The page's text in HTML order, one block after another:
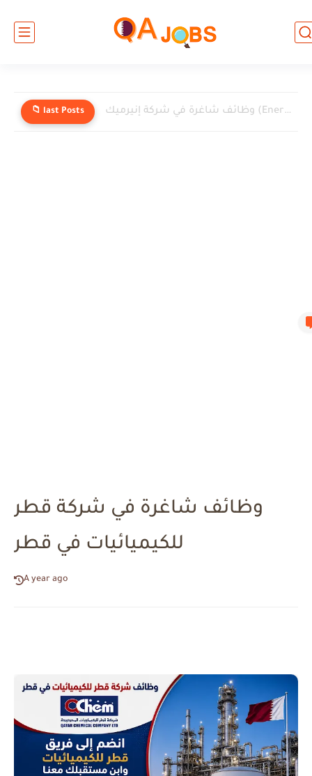
📁 last Posts وظائف شاغرة في شركة إنيرميك (EnerMech) في قطر
وظائف شاغرة في شركة قطر
للكيميائيات في قطر
A year ago